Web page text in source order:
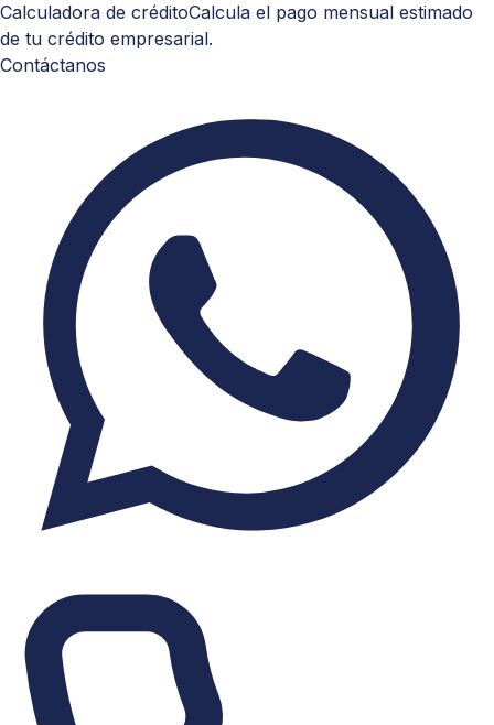
Calculadora de créditoCalcula el pago mensual estimado
de tu crédito empresarial.
Contáctanos